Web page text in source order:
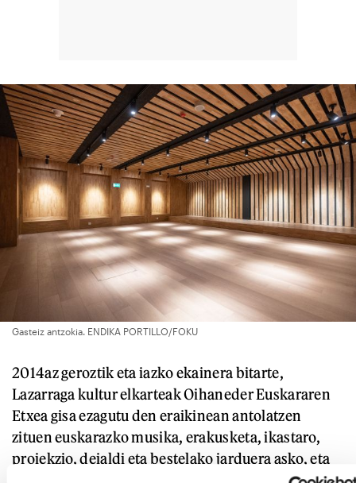
Gasteiz antzokia. ENDIKA PORTILLO/FOKU
2014az geroztik eta iazko ekainera bitarte,
Lazarraga kultur elkarteak Oihaneder Euskararen
Etxea gisa ezagutu den eraikinean antolatzen
zituen euskarazko musika, erakusketa, ikastaro,
proiekzio, deialdi eta bestelako jarduera asko, eta